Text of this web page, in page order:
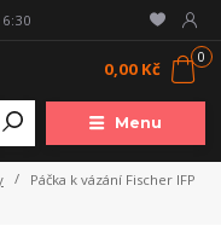
Menu
0
0,00 Kč
Páčka k vázání Fischer IFP